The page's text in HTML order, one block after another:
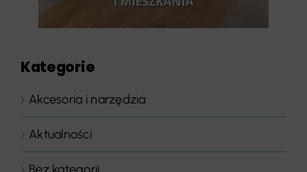
Kategorie
Akcesoria i narzędzia
Aktualności